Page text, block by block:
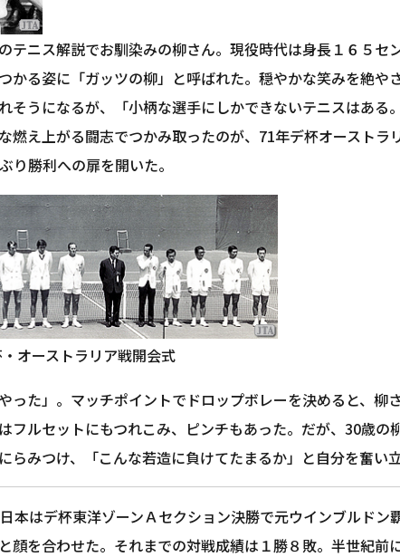
テニス解説でお馴染みの柳さん。現役時代は身長１６５セ
かる姿に「ガッツの柳」と呼ばれた。穏やかな笑みを絶
そうになるが、「小柄な選手にしかできないテニスはあ
燃え上がる闘志でつかみ取ったのが、71年デ杯オースト
り勝利への扉を開いた。
オーストラリア戦開会式
やった」。マッチポイントでドロップボレーを決めると、
フルセットにもつれこみ、ピンチもあった。だが、30歳
らみつけ、「こんな若造に負けてたまるか」と自分を奮い立
本はデ杯東洋ゾーンＡセクション決勝で元ウインブルド
顔を合わせた。それまでの対戦成績は１勝８敗。半世紀前